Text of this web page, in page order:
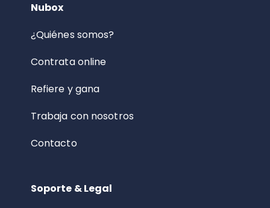
Nubox
¿Quiénes somos?
Contrata online
Refiere y gana
Trabaja con nosotros
Contacto
Soporte & Legal